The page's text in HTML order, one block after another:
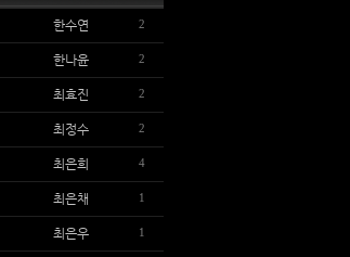
한수연 2
한나윤 2
최효진 2
최정수 2
최은희 4
최은채 1
최은우 1